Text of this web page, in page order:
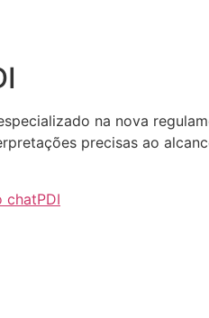
na nova
precisas ao
chatPDI